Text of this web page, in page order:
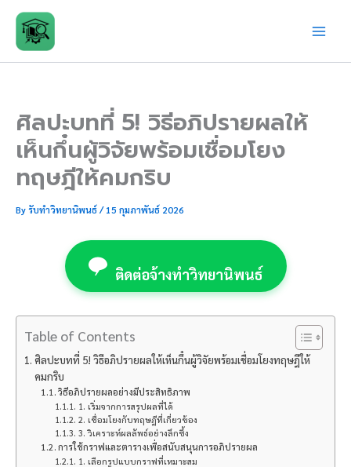
content
ศิลปะบทที่ 5! วิธีอภิปรายผลให้
เห็นกึ๋นผู้วิจัยพร้อมเชื่อมโยง
ทฤษฎีให้คมกริบ
Byรับทำวิทยานิพนธ์/15 กุมภาพันธ์ 2026
ติดต่อจ้างทำวิทยานิพนธ์
Table of Contents
ศิลปะบทที่ 5! วิธีอภิปรายผลให้เห็นกึ๋นผู้วิจัยพร้อมเชื่อมโยงทฤษฎีให้
คมกริบ
วิธีอภิปรายผลอย่างมีประสิทธิภาพ
1. เริ่มจากการสรุปผลที่ได้
2. เชื่อมโยงกับทฤษฎีที่เกี่ยวข้อง
3. วิเคราะห์ผลลัพธ์อย่างลึกซึ้ง
การใช้กราฟและตารางเพื่อสนับสนุนการอภิปรายผล
1. เลือกรูปแบบกราฟที่เหมาะสม